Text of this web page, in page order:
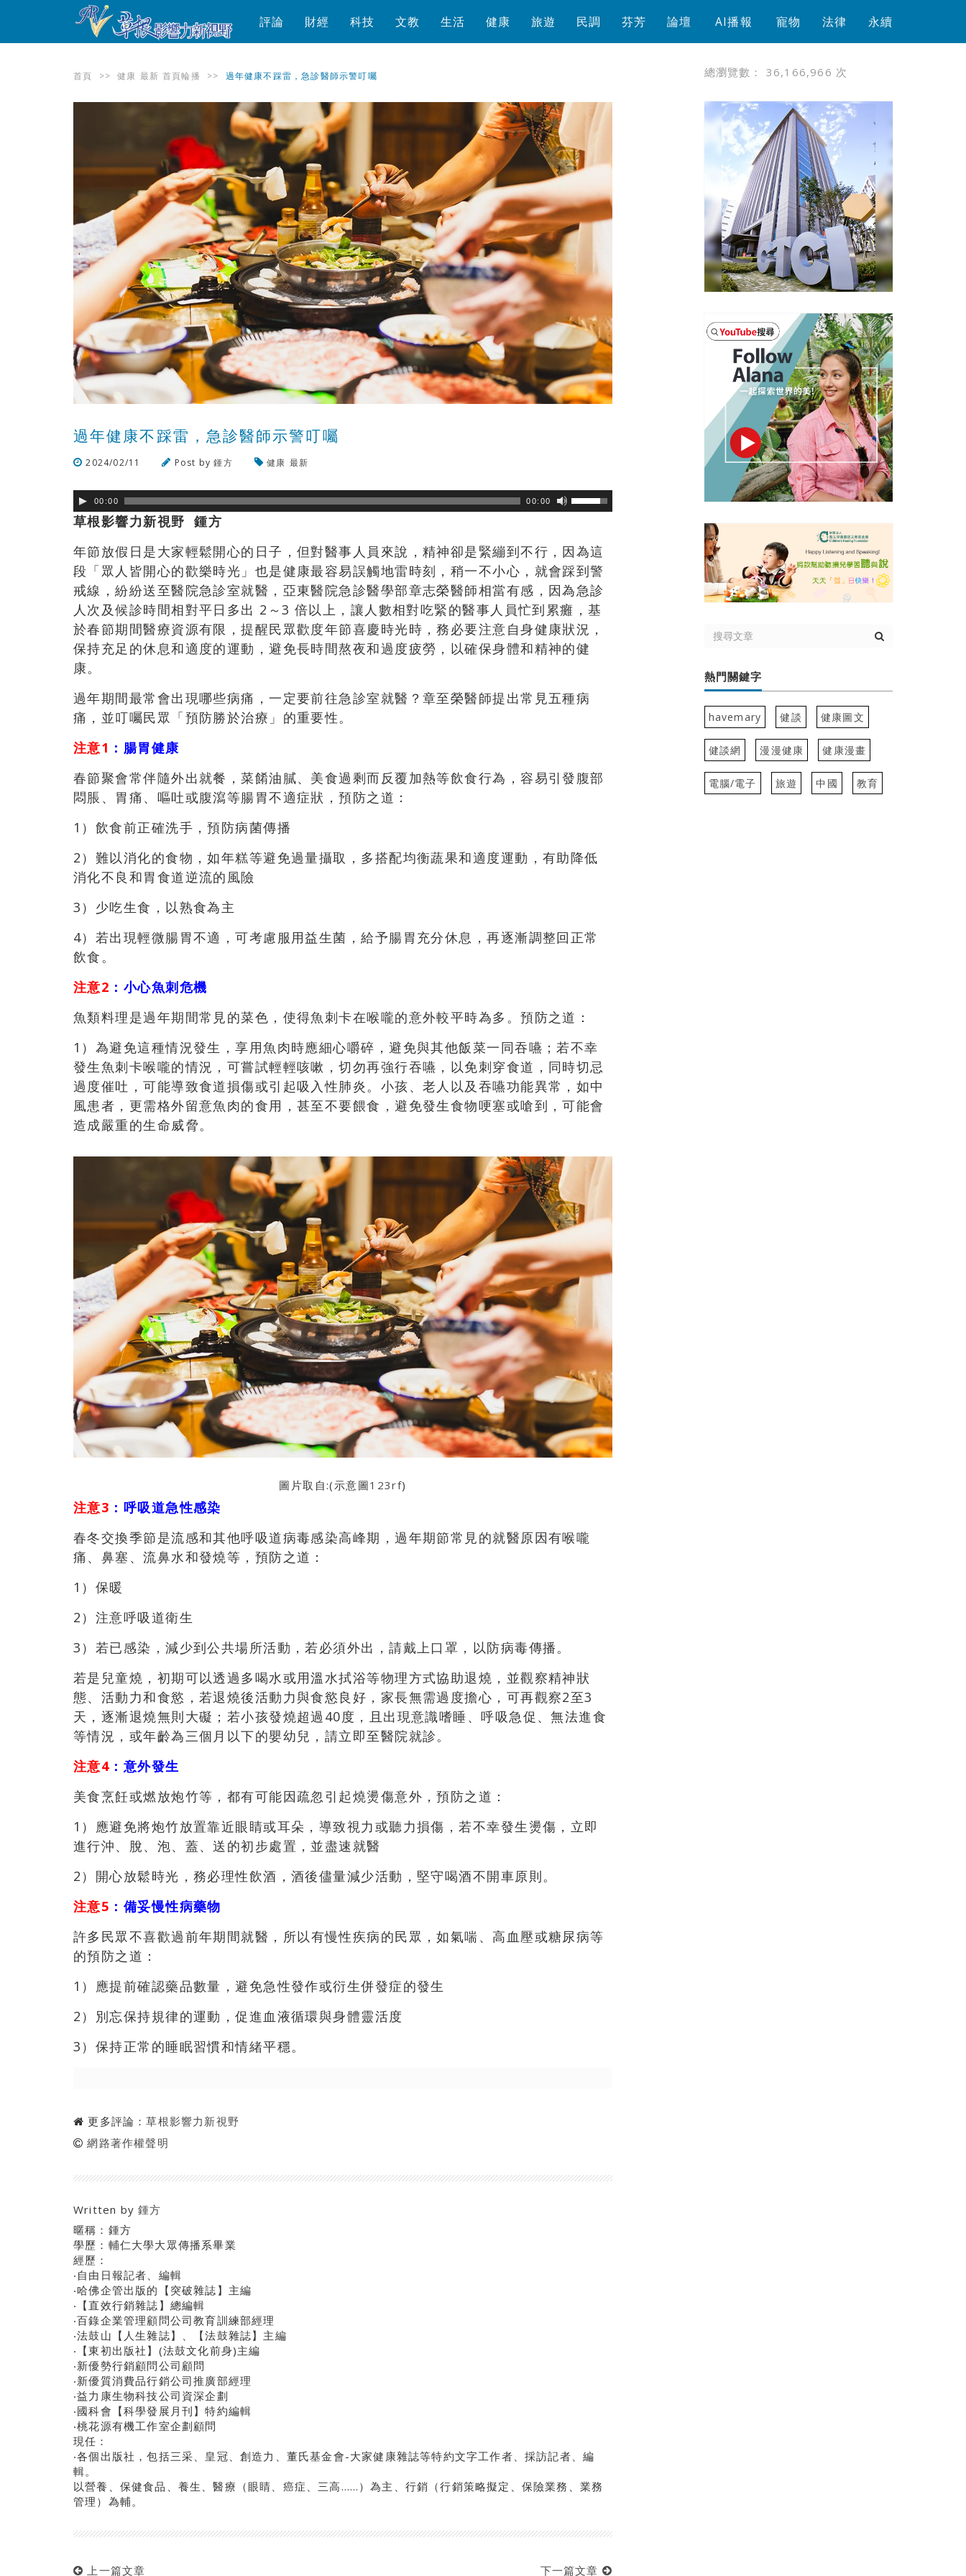
評論 財經 科技 文教 生活 健康 旅遊 民調 芬芳 論壇 AI播報 寵物 法律 永續
首頁 >> 健康 最新 首頁輪播 >> 過年健康不踩雷，急診醫師示警叮囑
過年健康不踩雷，急診醫師示警叮囑
2024/02/11 Post by鍾方 健康 最新
00:00 00:00
草根影響力新視野 鍾方
年節放假日是大家輕鬆開心的日子，但對醫事人員來說，精神卻是緊繃到不行，因為這
段「眾人皆開心的歡樂時光」也是健康最容易誤觸地雷時刻，稍一不小心，就會踩到警
戒線，紛紛送至醫院急診室就醫，亞東醫院急診醫學部章志榮醫師相當有感，因為急診
人 次及候診時間相對平日多出 2～3 倍以上，讓人數相對吃緊的醫事人員忙到累癱，基
於春節期間醫療資源有限，提醒民眾歡度年節喜慶時光時，務必要注意自身健康狀況，
保持充足的休息和適度的運動，避免長時間熬夜和過度疲勞，以確保身體和精神的健
康。
過年期間最常會出現哪些病痛，一定要前往急診室就醫？章至榮醫師提出常見五種病
痛，並叮囑民眾「預防勝於治療」的重要性。
注意1 ：腸胃健康
春節聚會常伴隨外出就餐，菜餚油膩、美食過剩而反覆加熱等飲食行為，容易引發腹部
悶脹、胃痛、嘔吐或腹瀉等腸胃不適症狀，預防之道：
1）飲食前正確洗手，預防病菌傳播
2）難以消化的食物，如年糕等避免過量攝取，多搭配均衡蔬果和適度運動，有助降低
消化不良和胃食道逆流的風險
3）少吃生食，以熟食為主
4）若出現輕微腸胃不適，可考慮服用益生菌，給予腸胃充分休息，再逐漸調整回正常
飲食。
注意2 ：小心魚刺危機
魚類料理是過年期間常見的菜色，使得魚刺卡在喉嚨的意外較平時為多。預防之道 ：
1） 為避免這種情況發生，享用魚肉時應細心嚼碎，避免與其他飯菜一同吞嚥；若不幸
發生魚刺卡喉嚨的情況，可嘗試輕輕咳嗽，切勿再強行吞嚥，以免刺穿食道 ， 同時切忌
過度催吐，可能導致食道損傷或引起吸入性肺炎。小孩、老人以及吞嚥功能異常，如中
風患者，更需格外留意魚肉的食用 ，甚至不要餵食，避免發生食物哽塞或嗆到，可能會
造成嚴重的生命威脅。
圖片取自:(示意圖123rf)
注意3 ： 呼吸道急性感染
春冬交換季節是流感和其他呼吸道病毒感染高峰期 ，過年期節常見的就醫原因有喉嚨
痛、鼻塞、流鼻水和發燒等，預防之道 ：
1） 保暖
2 ）注意呼吸道衛生
3 ）若已感染，減少到公共場所活動，若必須外出，請戴上口罩，以防病毒傳播。
若是兒童燒，初期可以透過多喝水或用溫水拭浴等物理方式協助退燒，並觀察精神狀
態、活動力和食慾，若退燒後活動力與食慾良好，家長無需過度擔心，可再觀察2至3
天，逐漸退燒無則大礙；若小孩發燒超過40度，且出現意識嗜睡、呼吸急促、無法進食
等情況，或年齡為三個月以下的嬰幼兒，請立即至醫院就診。
注意4 ：意外發生
美食烹飪或燃放炮竹等，都有可能因疏忽引起燒燙傷意外，預防之道：
1）應避免將炮竹放置靠近眼睛或耳朵，導致視力或聽力損傷，若不幸發生燙傷，立即
進行沖、脫、泡、蓋、送的初步處置，並盡速就醫
2）開心放鬆時光，務必理性飲酒，酒後儘量減少活動，堅守喝酒不開車原則。
注意5 ： 備妥慢性病藥物
許多民眾不喜歡過前年期間就醫 ， 所以有慢性疾病的民眾，如氣喘、高血壓或糖尿病等
的預防之道 ：
1）應提前確認藥品數量，避免急性發作或衍生併發症的發生
2）別忘保持規律的運動，促進血液循環與身體靈活度
3）保持正常的睡眠習慣和情緒平穩。
更多評論：草根影響力新視野
網路著作權聲明
Written by鍾方
暱稱：鍾方
學歷：輔仁大學大眾傳播系畢業
經歷：
‧自由日報記者、編輯
‧哈佛企管出版的【突破雜誌】主編
‧【直效行銷雜誌】總編輯
‧百錄企業管理顧問公司教育訓練部經理
‧法鼓山【人生雜誌】、【法鼓雜誌】主編
‧【東初出版社】(法鼓文化前身)主編
‧新優勢行銷顧問公司顧問
‧新優質消費品行銷公司推廣部經理
‧益力康生物科技公司資深企劃
‧國科會【科學發展月刊】特約編輯
‧桃花源有機工作室企劃顧問
現任：
‧各個出版社，包括三采、皇冠、創造力、董氏基金會-大家健康雜誌等特約文字工作者、採訪記者、編
輯。
以營養、保健食品、養生、醫療（眼睛、癌症、三高……）為主、行銷（行銷策略擬定、保險業務、業務
管理）為輔。
上一篇文章 下一篇文章
總瀏覽數： 36,166,966 次
熱門關鍵字
havemary 健談 健康圖文
健談網 漫漫健康 健康漫畫
電腦/電子 旅遊 中國 教育